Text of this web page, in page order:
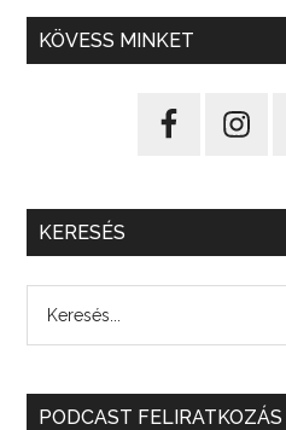
KÖVESS MINKET
KERESÉS
PODCAST FELIRATKOZÁS